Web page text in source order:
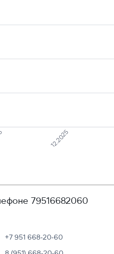
12.2025
79516682060
+7 951 668-20-60